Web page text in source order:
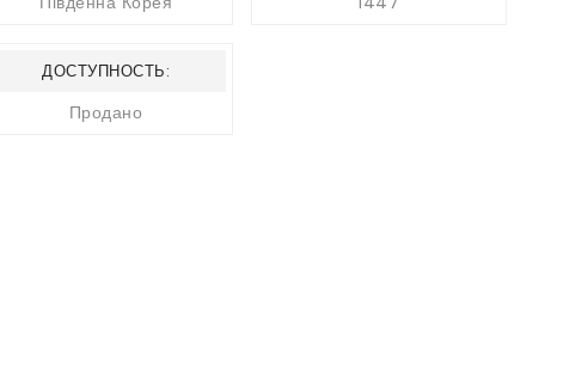
ДОСТУПНОСТЬ:
Продано